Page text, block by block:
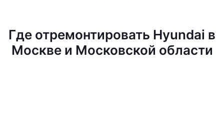
Где отремонтировать Hyundai в
Москве и Московской области